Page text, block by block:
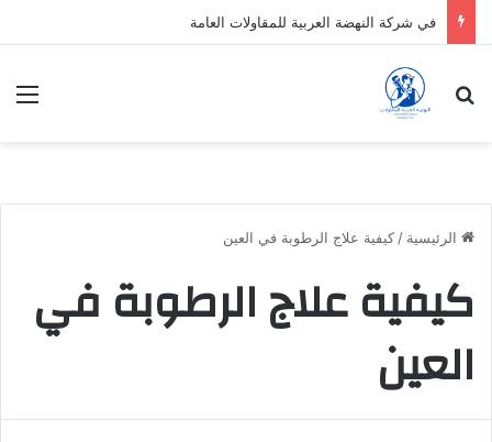
في شركة النهضة العربية للمقاولات العامة
بحث عن
الرئيسية / كيفية علاج الرطوبة في العين
كيفية علاج الرطوبة في
العين